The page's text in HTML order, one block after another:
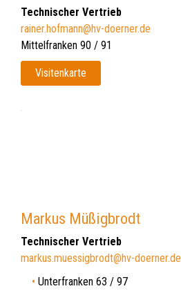
Technischer Vertrieb
rainer.hofmann@hv-doerner.de
Mittelfranken 90 / 91
Visitenkarte
Markus Müßigbrodt
Technischer Vertrieb
markus.muessigbrodt@hv-doerner.de
Unterfranken 63 / 97